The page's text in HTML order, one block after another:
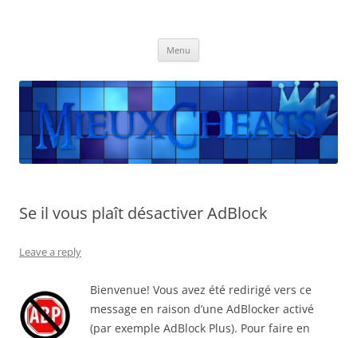
Menu
Se il vous plaît désactiver AdBlock
Leave a reply
Bienvenue! Vous avez été redirigé vers ce
message en raison d’une AdBlocker activé
(par exemple AdBlock Plus). Pour faire en